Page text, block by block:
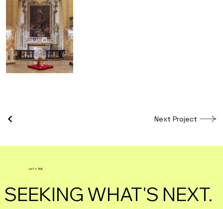
Next Project
SEEKING WHAT'S NEXT.
Let's Talk